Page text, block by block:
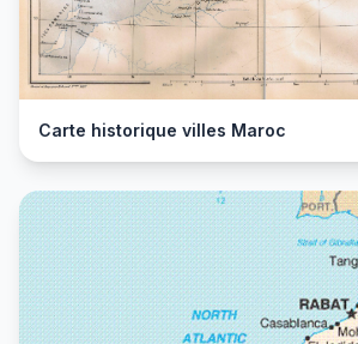
Carte historique villes Maroc